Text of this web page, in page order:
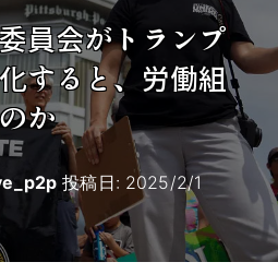
員会がトランプ
すると、労働組
か
投稿日: 2025/2/1